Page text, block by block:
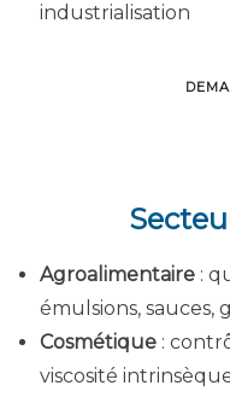
industrialisation
Agroalimentaire :
émulsions, sauces,
Cosmétique :
viscosité